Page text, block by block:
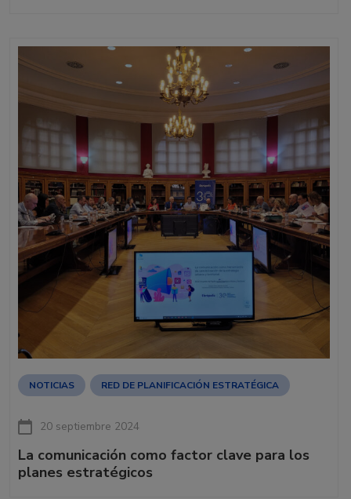
NOTICIAS RED DE PLANIFICACIÓN ESTRATÉGICA
20 septiembre 2024
La comunicación como factor clave para los
planes estratégicos